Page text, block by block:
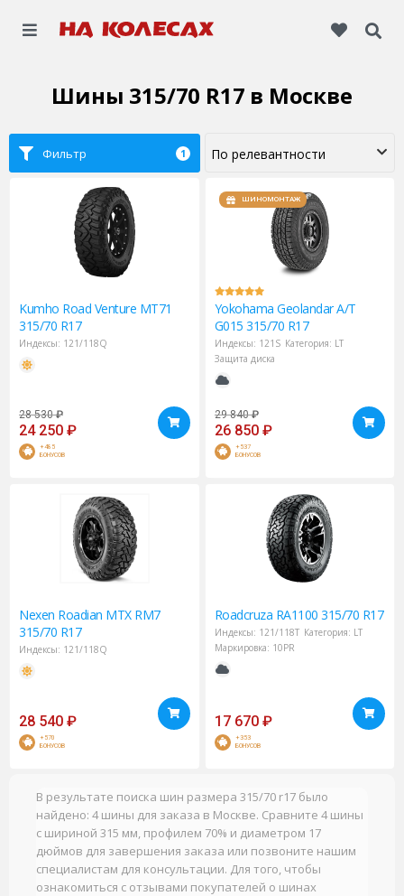
Шины 315/70 R17 в Москве
Фильтр 1
Kumho Road Venture MT71
315/70 R17
Индексы: 121/118Q
28 530 ₽
24 250 ₽
+485
БОНУСОВ
ШИНОМОНТАЖ
Yokohama Geolandar A/T
G015 315/70 R17
Индексы: 121S Категория: LT
Защита диска
29 840 ₽
26 850 ₽
+537
БОНУСОВ
Nexen Roadian MTX RM7
315/70 R17
Индексы: 121/118Q
28 540 ₽
+570
БОНУСОВ
Roadcruza RA1100 315/70 R17
Индексы: 121/118T Категория: LT
Маркировка: 10PR
17 670 ₽
+353
БОНУСОВ
В результате поиска шин размера 315/70 r17 было
найдено: 4 шины для заказа в Москве. Сравните 4 шины
с шириной 315 мм, профилем 70% и диаметром 17
дюймов для завершения заказа или позвоните нашим
специалистам для консультации. Для того, чтобы
ознакомиться с отзывами покупателей о шинах